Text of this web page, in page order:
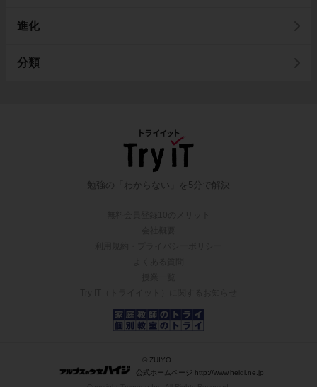
進化
分類
勉強の「わからない」を5分で解決
© ZUIYO
公式ホームページ http://www.heidi.ne.jp